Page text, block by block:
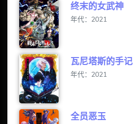
终末的女武神
年代：2021
瓦尼塔斯的手记
年代：2021
全员恶玉